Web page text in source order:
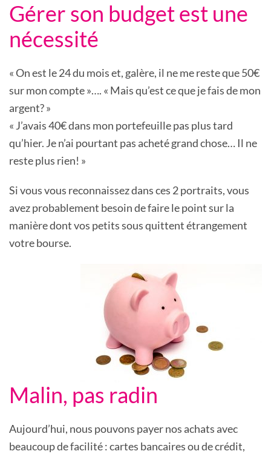
Gérer son budget est une
nécessité
« On est le 24 du mois et, galère, il ne me reste que 50€
sur mon compte »…. « Mais qu’est ce que je fais de mon
argent? »
« J’avais 40€ dans mon portefeuille pas plus tard
qu’hier. Je n’ai pourtant pas acheté grand chose… Il ne
reste plus rien! »
Si vous vous reconnaissez dans ces 2 portraits, vous
avez probablement besoin de faire le point sur la
manière dont vos petits sous quittent étrangement
votre bourse.
Malin, pas radin
Aujourd’hui, nous pouvons payer nos achats avec
beaucoup de facilité : cartes bancaires ou de crédit,